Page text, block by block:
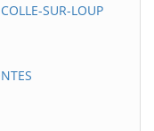
SUR-LOUP